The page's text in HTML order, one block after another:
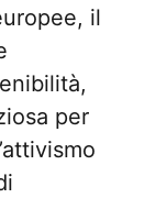
il
per